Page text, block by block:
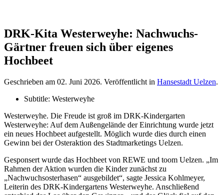
DRK-Kita Westerweyhe: Nachwuchs-
Gärtner freuen sich über eigenes
Hochbeet
Geschrieben am 02. Juni 2026. Veröffentlicht in Hansestadt Uelzen.
Subtitle: Westerweyhe
Westerweyhe. Die Freude ist groß im DRK-Kindergarten
Westerweyhe: Auf dem Außengelände der Einrichtung wurde jetzt
ein neues Hochbeet aufgestellt. Möglich wurde dies durch einen
Gewinn bei der Osteraktion des Stadtmarketings Uelzen.
Gesponsert wurde das Hochbeet von REWE und toom Uelzen. „Im
Rahmen der Aktion wurden die Kinder zunächst zu
„Nachwuchsosterhasen“ ausgebildet“, sagte Jessica Kohlmeyer,
Leiterin des DRK-Kindergartens Westerweyhe. Anschließend